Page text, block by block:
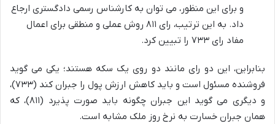
و برای این منظور، می توان به کارشناس رسمی دادگستری ارجاع
داد. به این ترتیب، رای ۸۱۱ روش عملی و منطقی برای اعمال
مفاد رای ۷۳۳ را تبیین کرد.
بنابراین، این دو رای مانند دو روی یک سکه هستند؛ یکی می گوید
فروشنده مسئول است و باید کاهش ارزش پول را جبران کند (۷۳۳)،
و دیگری می گوید این جبران چگونه باید صورت پذیرد (۸۱۱)، که
همان جبران خسارت به نرخ روز ملک مشابه است.